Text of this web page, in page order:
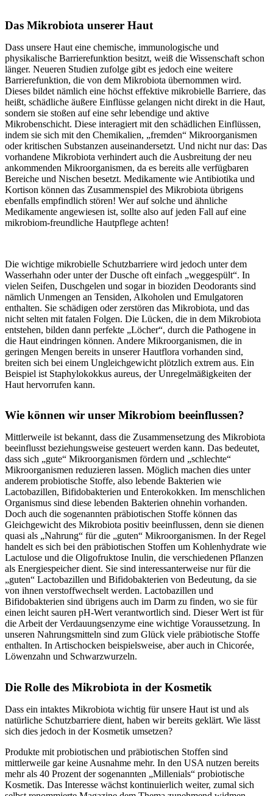
Das Mikrobiota unserer Haut
Dass unsere Haut eine chemische, immunologische und
physikalische Barrierefunktion besitzt, weiß die Wissenschaft schon
länger. Neueren Studien zufolge gibt es jedoch eine weitere
Barrierefunktion, die von dem Mikrobiota übernommen wird.
Dieses bildet nämlich eine höchst effektive mikrobielle Barriere, das
heißt, schädliche äußere Einflüsse gelangen nicht direkt in die Haut,
sondern sie stoßen auf eine sehr lebendige und aktive
Mikrobenschicht. Diese interagiert mit den schädlichen Einflüssen,
indem sie sich mit den Chemikalien, „fremden“ Mikroorganismen
oder kritischen Substanzen auseinandersetzt. Und nicht nur das: Das
vorhandene Mikrobiota verhindert auch die Ausbreitung der neu
ankommenden Mikroorganismen, da es bereits alle verfügbaren
Bereiche und Nischen besetzt. Medikamente wie Antibiotika und
Kortison können das Zusammenspiel des Mikrobiota übrigens
ebenfalls empfindlich stören! Wer auf solche und ähnliche
Medikamente angewiesen ist, sollte also auf jeden Fall auf eine
mikrobiom-freundliche Hautpflege achten!
Die wichtige mikrobielle Schutzbarriere wird jedoch unter dem
Wasserhahn oder unter der Dusche oft einfach „weggespült“. In
vielen Seifen, Duschgelen und sogar in bioziden Deodorants sind
nämlich Unmengen an Tensiden, Alkoholen und Emulgatoren
enthalten. Sie schädigen oder zerstören das Mikrobiota, und das
nicht selten mit fatalen Folgen. Die Lücken, die in dem Mikrobiota
entstehen, bilden dann perfekte „Löcher“, durch die Pathogene in
die Haut eindringen können. Andere Mikroorganismen, die in
geringen Mengen bereits in unserer Hautflora vorhanden sind,
breiten sich bei einem Ungleichgewicht plötzlich extrem aus. Ein
Beispiel ist Staphylokokkus aureus, der Unregelmäßigkeiten der
Haut hervorrufen kann.
Wie können wir unser Mikrobiom beeinflussen?
Mittlerweile ist bekannt, dass die Zusammensetzung des Mikrobiota
beeinflusst beziehungsweise gesteuert werden kann. Das bedeutet,
dass sich „gute“ Mikroorganismen fördern und „schlechte“
Mikroorganismen reduzieren lassen. Möglich machen dies unter
anderem probiotische Stoffe, also lebende Bakterien wie
Lactobazillen, Bifidobakterien und Enterokokken. Im menschlichen
Organismus sind diese lebenden Bakterien ohnehin vorhanden.
Doch auch die sogenannten präbiotischen Stoffe können das
Gleichgewicht des Mikrobiota positiv beeinflussen, denn sie dienen
quasi als „Nahrung“ für die „guten“ Mikroorganismen. In der Regel
handelt es sich bei den präbiotischen Stoffen um Kohlenhydrate wie
Lactulose und die Oligofruktose Inulin, die verschiedenen Pflanzen
als Energiespeicher dient. Sie sind interessanterweise nur für die
„guten“ Lactobazillen und Bifidobakterien von Bedeutung, da sie
von ihnen verstoffwechselt werden. Lactobazillen und
Bifidobakterien sind übrigens auch im Darm zu finden, wo sie für
einen leicht sauren pH-Wert verantwortlich sind. Dieser Wert ist für
die Arbeit der Verdauungsenzyme eine wichtige Voraussetzung. In
unseren Nahrungsmitteln sind zum Glück viele präbiotische Stoffe
enthalten. In Artischocken beispielsweise, aber auch in Chicorée,
Löwenzahn und Schwarzwurzeln.
Die Rolle des Mikrobiota in der Kosmetik
Dass ein intaktes Mikrobiota wichtig für unsere Haut ist und als
natürliche Schutzbarriere dient, haben wir bereits geklärt. Wie lässt
sich dies jedoch in der Kosmetik umsetzen?
Produkte mit probiotischen und präbiotischen Stoffen sind
mittlerweile gar keine Ausnahme mehr. In den USA nutzen bereits
mehr als 40 Prozent der sogenannten „Millenials“ probiotische
Kosmetik. Das Interesse wächst kontinuierlich weiter, zumal sich